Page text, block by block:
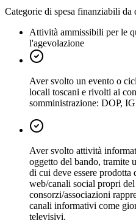
Categorie di spesa finanziabili da
Attività ammissibili per le
l'agevolazione
Aver svolto un evento o
locali toscani e rivolti ai
somministrazione: DOP,
Aver svolto attività
oggetto del bando, tramite
di cui deve essere prodotta
web/canali social propri
consorzi/associazioni
canali informativi come
televisivi.